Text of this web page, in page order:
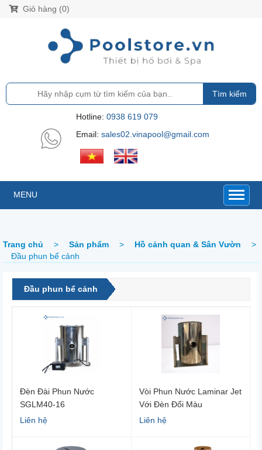
Giỏ hàng (0)
Tìm kiếm
Hotline: 0938 619 079
Email: sales02.vinapool@gmail.com
MENU
Trang chủ > Sản phẩm > Hồ cảnh quan & Sân Vườn
>
Đầu phun bể cảnh
Đầu phun bể cảnh
Đèn Đài Phun Nước
SGLM40-16
Liên hệ
Vòi Phun Nước Laminar Jet
Với Đèn Đổi Màu
Liên hệ